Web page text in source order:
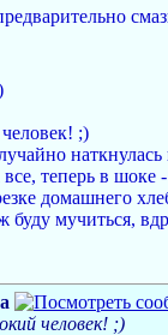
;)
теперь в шоке
домашнего
мучиться,
человек! ;)